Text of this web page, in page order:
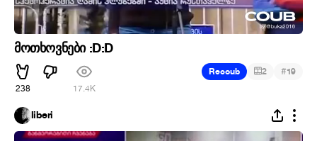
მოთხოვნები :D:D
238 17.4K
Recoub 2 #19
liberi